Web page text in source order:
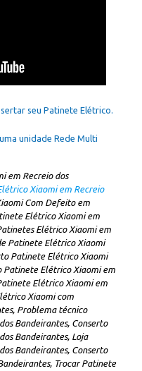
seu Patinete Elétrico.
unidade Rede Multi
em Recreio dos
Xiaomi em Recreio
Com Defeito em
Elétrico Xiaomi em
Elétrico Xiaomi em
Patinete Elétrico Xiaomi
Patinete Elétrico Xiaomi
Patinete Elétrico Xiaomi em
Elétrico Xiaomi em
Xiaomi com
Problema técnico
Bandeirantes, Conserto
Bandeirantes, Loja
Bandeirantes, Conserto
Trocar Patinete